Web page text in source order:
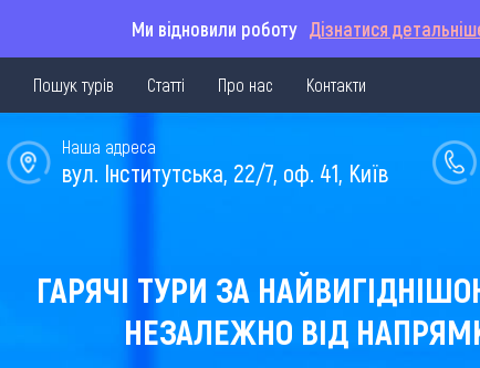
Ми відновили роботу Дізнатися
Пошук турів Статті Про нас Контакти
Наша адреса
вул. Інститутська, 22/7, оф. 41, Київ
ГАРЯЧІ ТУРИ ЗА
НЕЗАЛЕЖНО ВІД